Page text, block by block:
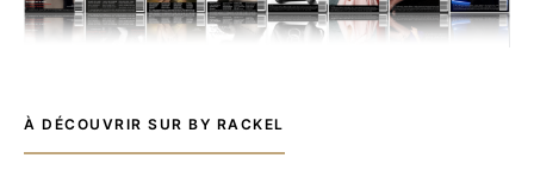
À DÉCOUVRIR SUR BY RACKEL